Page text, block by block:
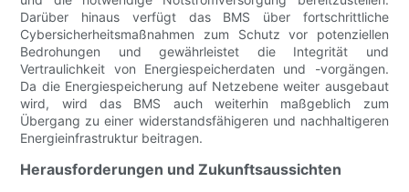
Darüber hinaus verfügt das BMS über fortschrittliche
Cybersicherheitsmaßnahmen zum Schutz vor potenziellen
Bedrohungen und gewährleistet die Integrität und
Vertraulichkeit von Energiespeicherdaten und -vorgängen.
Da die Energiespeicherung auf Netzebene weiter ausgebaut
wird, wird das BMS auch weiterhin maßgeblich zum
Übergang zu einer widerstandsfähigeren und nachhaltigeren
Energieinfrastruktur beitragen.
Herausforderungen und Zukunftsaussichten